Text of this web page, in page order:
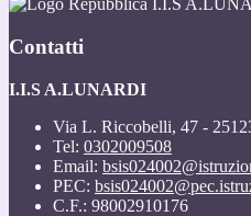
I.I.S
Contatti
I.I.S A.LUNARDI
Via L. Riccobelli, 47 -
Tel: 0302009508
Email:
PEC:
C.F.: 98002910176